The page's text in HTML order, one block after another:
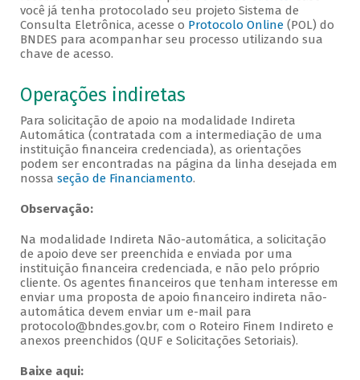
você já tenha protocolado seu projeto Sistema de
Consulta Eletrônica, acesse o Protocolo Online(POL) do
BNDES para acompanhar seu processo utilizando sua
chave de acesso.
Operações indiretas
Para solicitação de apoio na modalidade Indireta
Automática (contratada com a intermediação de uma
instituição financeira credenciada), as orientações
podem ser encontradas na página da linha desejada em
nossa seção de Financiamento.
Observação:
Na modalidade Indireta Não-automática, a solicitação
de apoio deve ser preenchida e enviada por uma
instituição financeira credenciada, e não pelo próprio
cliente. Os agentes financeiros que tenham interesse em
enviar uma proposta de apoio financeiro indireta não-
automática devem enviar um e-mail para
protocolo@bndes.gov.br, com o Roteiro Finem Indireto e
anexos preenchidos (QUF e Solicitações Setoriais).
Baixe aqui: